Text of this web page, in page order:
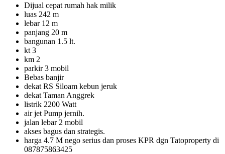
Dijual cepat rumah hak milik
luas 242 m
lebar 12 m
panjang 20 m
bangunan 1.5 lt.
kt 3
km 2
parkir 3 mobil
Bebas banjir
dekat RS Siloam kebun jeruk
dekat Taman Anggrek
listrik 2200 Watt
air jet Pump jernih.
jalan lebar 2 mobil
akses bagus dan strategis.
harga 4.7 M nego serius dan proses KPR dgn Tatoproperty di
087875863425